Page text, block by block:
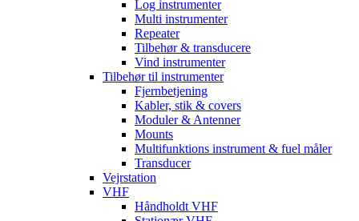
Log instrumenter
Multi instrumenter
Repeater
Tilbehør & transducere
Vind instrumenter
Tilbehør til instrumenter
Fjernbetjening
Kabler, stik & covers
Moduler & Antenner
Mounts
Multifunktions instrument & fuel måler
Transducer
Vejrstation
VHF
Håndholdt VHF